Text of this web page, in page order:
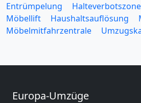
Entrümpelung
Halteverbotszone
Möbellift
Haushaltsauflösung
Möbelmitfahrzentrale
Europa-Umzüge